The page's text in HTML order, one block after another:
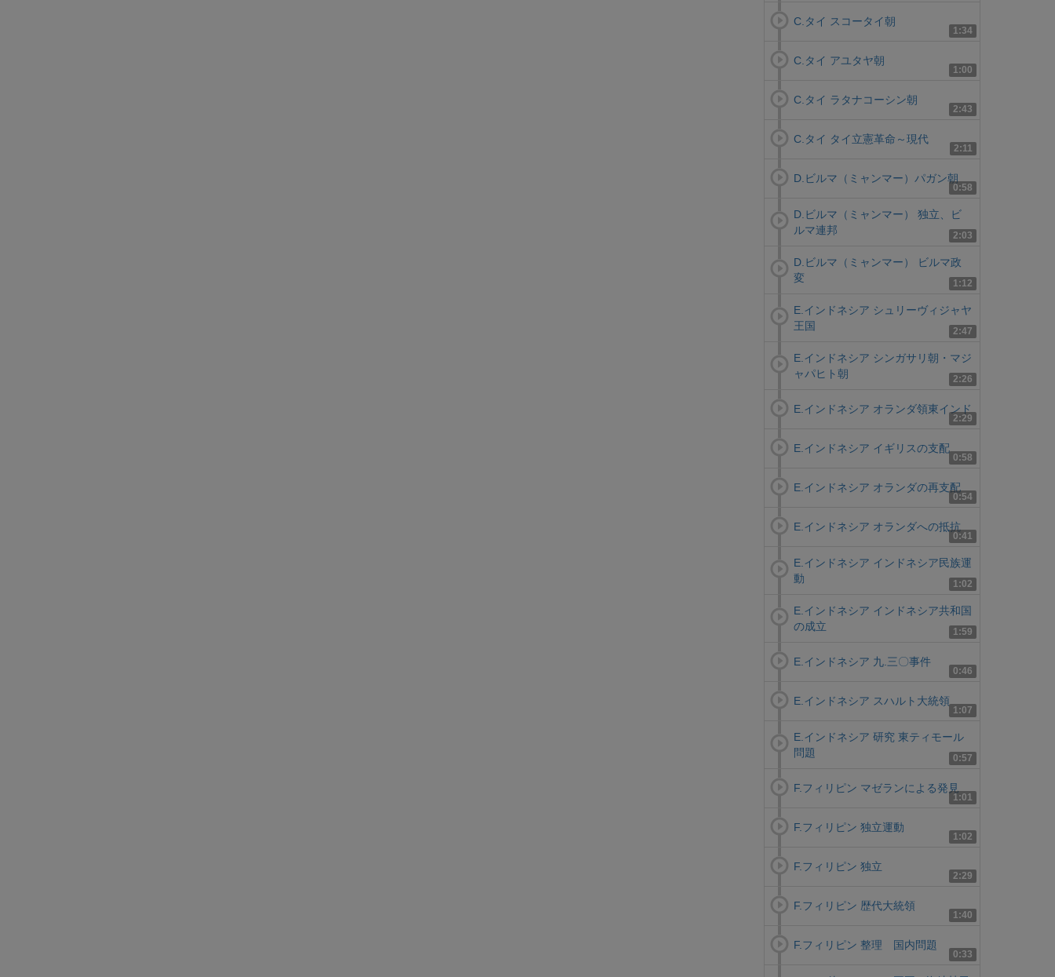
1:34
C.タイ スコータイ朝
1:00
C.タイ アユタヤ朝
2:43
C.タイ ラタナコーシン朝
2:11
C.タイ タイ立憲革命～現代
0:58
D.ビルマ（ミャンマー）パガン朝
2:03
D.ビルマ（ミャンマー） 独立、ビ
ルマ連邦
1:12
D.ビルマ（ミャンマー） ビルマ政
変
2:47
E.インドネシア シュリーヴィジャヤ
王国
2:26
E.インドネシア シンガサリ朝・マジ
ャパヒト朝
2:29
E.インドネシア オランダ領東インド
0:58
E.インドネシア イギリスの支配
0:54
E.インドネシア オランダの再支配
0:41
E.インドネシア オランダへの抵抗
1:02
E.インドネシア インドネシア民族運
動
1:59
E.インドネシア インドネシア共和国
の成立
0:46
E.インドネシア 九.三〇事件
1:07
E.インドネシア スハルト大統領
0:57
E.インドネシア 研究 東ティモール
問題
1:01
F.フィリピン マゼランによる発見
1:02
F.フィリピン 独立運動
2:29
F.フィリピン 独立
1:40
F.フィリピン 歴代大統領
0:33
F.フィリピン 整理 国内問題